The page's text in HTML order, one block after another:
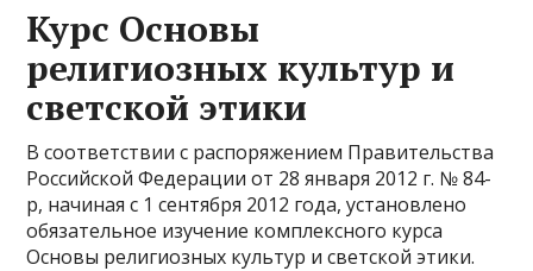
Курс Основы
религиозных культур и
светской этики
В соответствии с распоряжением Правительства
Российской Федерации от 28 января 2012 г. № 84-
р, начиная с 1 сентября 2012 года, установлено
обязательное изучение комплексного курса
Основы религиозных культур и светской этики.